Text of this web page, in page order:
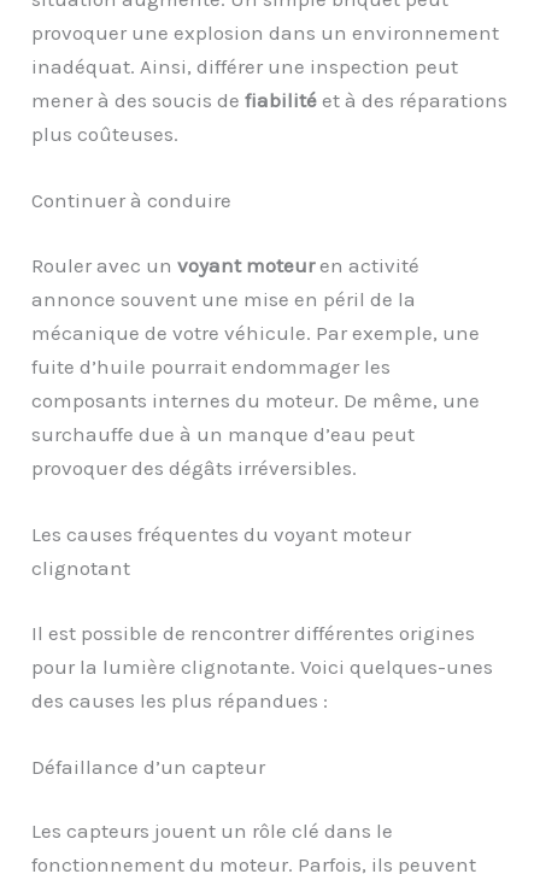
provoquer une explosion dans un environnement
inadéquat. Ainsi, différer une inspection peut
mener à des soucis defiabilité et à des réparations
plus coûteuses.
Continuer à conduire
Rouler avec unvoyant moteuren activité
annonce souvent une mise en péril de la
mécanique de votre véhicule. Par exemple, une
fuite d’huile pourrait endommager les
composants internes du moteur. De même, une
surchauffe due à un manque d’eau peut
provoquer des dégâts irréversibles.
Les causes fréquentes du voyant moteur
clignotant
Il est possible de rencontrer différentes origines
pour la lumière clignotante. Voici quelques-unes
des causes les plus répandues :
Défaillance d’un capteur
Les capteurs jouent un rôle clé dans le
fonctionnement du moteur. Parfois, ils peuvent